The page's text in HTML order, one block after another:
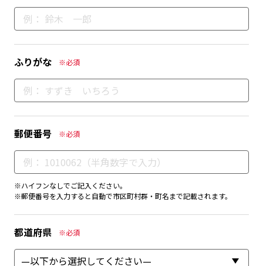
ふりがな ※必須
郵便番号 ※必須
※ハイフンなしでご記入ください。
※郵便番号を入力すると自動で市区町村群・町名まで記載されます。
都道府県 ※必須